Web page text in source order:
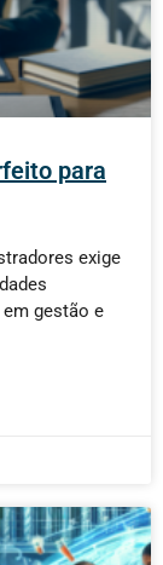
para
exige
gestão e